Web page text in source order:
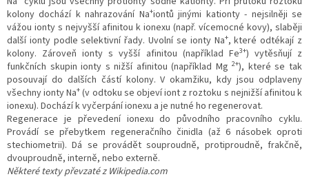
kolony dochází k nahrazování Na+iontů jinými kationty - nejsilněji se
vážou ionty s nejvyšší afinitou k ionexu (např. vícemocné kovy), slaběji
další ionty podle selektivní řady. Uvolní se ionty Na+, které odtékají z
kolony. Zároveň ionty s vyšší afinitou (například Fe3+) vytěsňují z
funkčních skupin ionty s nižší afinitou (například Mg2+), které se tak
posouvají do dalších částí kolony. V okamžiku, kdy jsou odplaveny
všechny ionty Na+ (v odtoku se objeví iont z roztoku s nejnižší afinitou k
ionexu). Dochází k vyčerpání ionexu a je nutné ho regenerovat.
Regenerace je převedení ionexu do původního pracovního cyklu.
Provádí se přebytkem regeneračního činidla (až 6 násobek oproti
stechiometrii). Dá se provádět souproudně, protiproudně, frakčně,
dvouproudně, interně, nebo externě.
Některé texty převzaté z Wikipedia.com